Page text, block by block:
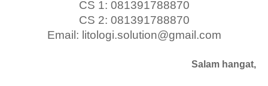
CS 1: 081391788870
CS 2: 081391788870
Email: litologi.solution@gmail.com
Salam hangat,